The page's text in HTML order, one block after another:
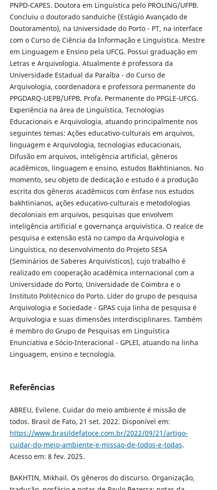
PNPD-CAPES. Doutora em Linguística pelo PROLING/UFPB.
Concluiu o doutorado sanduíche (Estágio Avançado de
Doutoramento), na Universidade do Porto - PT, na interface
com o Curso de Ciência da Informação e Linguística. Mestre
em Linguagem e Ensino pela UFCG. Possui graduação em
Letras e Arquivologia. Atualmente é professora da
Universidade Estadual da Paraíba - do Curso de
Arquivologia, coordenadora e professora permanente do
PPGDARQ-UEPB/UFPB. Profa. Permanente do PPGLE-UFCG.
Experiência na área de Linguística, Tecnologias
Educacionais e Arquivologia, atuando principalmente nos
seguintes temas: Ações educativo-culturais em arquivos,
linguagem e Arquivologia, tecnologias educacionais,
Difusão em arquivos, inteligência artificial, gêneros
acadêmicos, linguagem e ensino, estudos Bakhtinianos. No
momento, seu objeto de dedicação e estudo é a produção
escrita dos gêneros acadêmicos com ênfase nos estudos
bakhtinianos, ações educativo-culturais e metodologias
decoloniais em arquivos, pesquisas que envolvem
inteligência artificial e governança arquivística. O realce de
pesquisa e extensão está no campo da Arquivologia e
Linguística, no desenvolvimento do Projeto SESA
(Seminários de Saberes Arquivísticos), cujo trabalho é
realizado em cooperação acadêmica internacional com a
Universidade do Porto, Universidade de Coimbra e o
Instituto Politécnico do Porto. Líder do grupo de pesquisa
Arquivologia e Sociedade - GPAS cuja linha de pesquisa é
Arquivologia e suas dimensões interdisciplinares. Também
é membro do Grupo de Pesquisas em Linguística
Enunciativa e Sócio-Interacional - GPLEI, atuando na linha
Linguagem, ensino e tecnologia.
Referências
ABREU, Evilene. Cuidar do meio ambiente é missão de
todos. Brasil de Fato, 21 set. 2022. Disponível em:
https://www.brasildefatoce.com.br/2022/09/21/artigo-
cuidar-do-meio-ambiente-e-missao-de-todos-e-todas.
Acesso em: 8 fev. 2025.
BAKHTIN, Mikhail. Os gêneros do discurso. Organização,